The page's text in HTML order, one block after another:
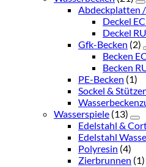
Abdeckplatten
Deckel
Deckel
Gfk-Becken (2)
Becken
Becken
PE-Becken (1)
Sockel &
Wasserspiele (13)
Edelstahl &
Edelstahl
Polyresin (4)
Zierbrunnen (1)